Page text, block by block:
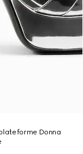
Donna